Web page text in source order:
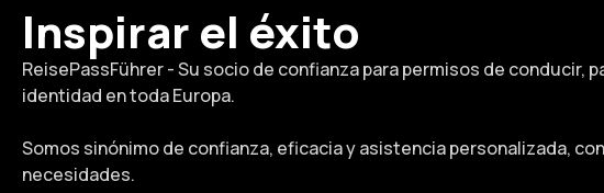
Inspirar el éxito
ReisePassFührer - Su socio de confianza para permisos de conducir,
identidad en toda Europa.
Somos sinónimo de confianza, eficacia y asistencia personalizada,
necesidades.